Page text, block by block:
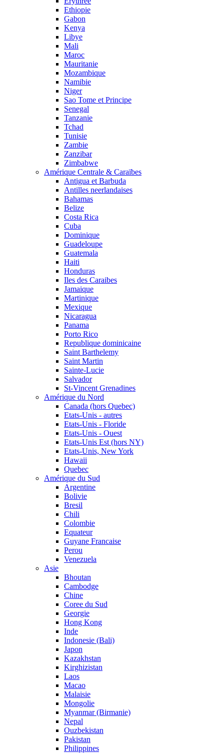
Ethiopie
Gabon
Kenya
Libye
Mali
Maroc
Mauritanie
Mozambique
Namibie
Niger
Sao Tome et Principe
Senegal
Tanzanie
Tchad
Tunisie
Zambie
Zanzibar
Zimbabwe
Amérique Centrale & Caraïbes
Antigua et Barbuda
Antilles neerlandaises
Bahamas
Belize
Costa Rica
Cuba
Dominique
Guadeloupe
Guatemala
Haiti
Honduras
Iles des Caraibes
Jamaique
Martinique
Mexique
Nicaragua
Panama
Porto Rico
Republique dominicaine
Saint Barthelemy
Saint Martin
Sainte-Lucie
Salvador
St-Vincent Grenadines
Amérique du Nord
Canada (hors Quebec)
Etats-Unis - autres
Etats-Unis - Floride
Etats-Unis - Ouest
Etats-Unis Est (hors NY)
Etats-Unis, New York
Hawaii
Quebec
Amérique du Sud
Argentine
Bolivie
Bresil
Chili
Colombie
Equateur
Guyane Francaise
Perou
Venezuela
Asie
Bhoutan
Cambodge
Chine
Coree du Sud
Georgie
Hong Kong
Inde
Indonesie (Bali)
Japon
Kazakhstan
Kirghizistan
Laos
Macao
Malaisie
Mongolie
Myanmar (Birmanie)
Nepal
Ouzbekistan
Pakistan
Philippines